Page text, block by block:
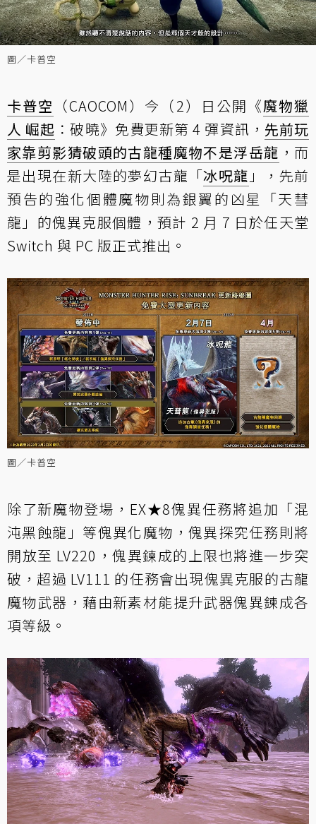
圖／卡普空
卡普空 （CAOCOM）今（2）日公開《魔物獵
人 崛起 ：破曉》免費更新第 4 彈資訊， 先前玩
家靠剪影猜破頭的古龍種魔物不是浮岳龍 ，而
是出現在新大陸的夢幻古龍「冰呪龍 」，先前
預告的強化個體魔物則為銀翼的凶星「天彗
龍」的傀異克服個體，預計 2 月 7 日於任天堂
Switch 與 PC 版正式推出。
圖／卡普空
除了新魔物登場，EX★8傀異任務將追加「混
沌黑蝕龍」等傀異化魔物，傀異探究任務則將
開放至 LV220，傀異鍊成的上限也將進一步突
破，超過 LV111 的任務會出現傀異克服的古龍
魔物武器，藉由新素材能提升武器傀異鍊成各
項等級。